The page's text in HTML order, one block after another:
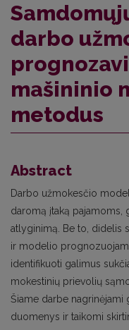
darbo
mašininio
metodus
Abstract
Darbo užmokesčio
daromą įtaką pajamoms,
atlyginimą. Be to, didelis
ir modelio
identifikuoti galimus
mokestinių prievolių
Šiame darbe
duomenys ir taikomi